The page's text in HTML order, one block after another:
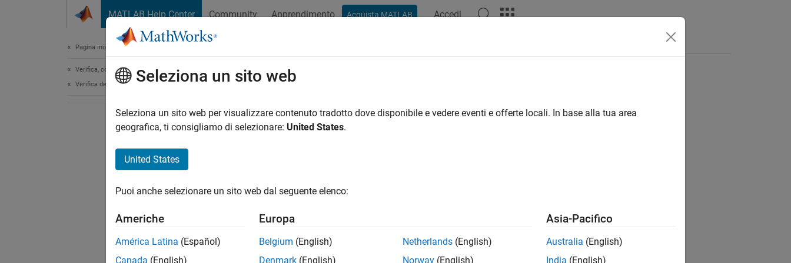
MATLAB Help Center Community Apprendimento Acquista MATLAB Accedi
Pagina iniziale della documentazione
Verifica, convalida e test
Verifica del codice
Seleziona un sito web
Seleziona un sito web per visualizzare contenuto tradotto dove disponibile e vedere eventi e offerte locali. In base alla tua area
geografica, ti consigliamo di selezionare: United States.
United States
Puoi anche selezionare un sito web dal seguente elenco:
Americhe
América Latina (Español)
Canada (English)
Europa
Belgium (English)
Denmark (English)
Netherlands (English)
Norway (English)
Asia-Pacifico
Australia (English)
India (English)